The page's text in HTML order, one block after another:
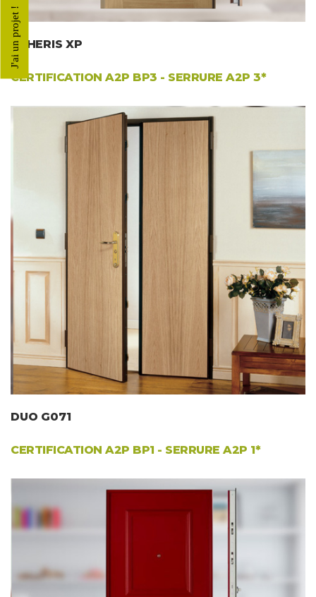
SPHERIS XP
CERTIFICATION A2P BP3 - SERRURE A2P 3*
DUO G071
CERTIFICATION A2P BP1 - SERRURE A2P 1*
J'ai un projet !